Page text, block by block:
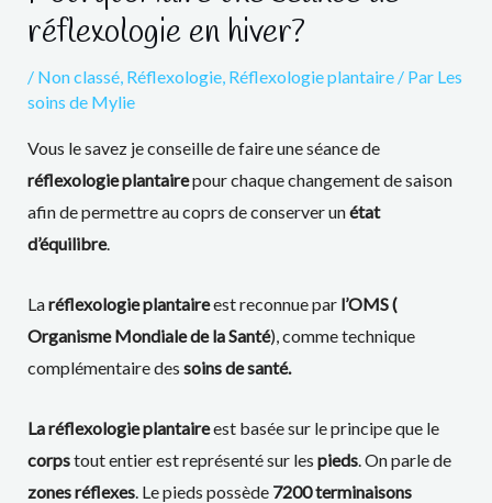
réflexologie en hiver?
/ Non classé, Réflexologie, Réflexologie plantaire/ Par Les
soins de Mylie
Vous le savez je conseille de faire une séance de
réflexologie plantairepour chaque changement de saison
afin de permettre au coprs de conserver unétat
d’équilibre.
Laréflexologie plantaireest reconnue par l’OMS (
Organisme Mondiale de la Santé), comme technique
complémentaire des soins de santé.
La réflexologie plantaireest basée sur le principe que le
corpstout entier est représenté sur les pieds. On parle de
zones réflexes. Le pieds possède 7200 terminaisons